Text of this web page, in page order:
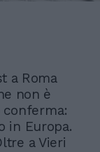
a Roma
non è
conferma:
in Europa.
a Vieri